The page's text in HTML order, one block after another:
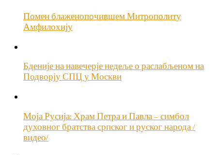
Помен блаженопочившем Митрополиту
Амфилохију
Бденије на навечерје недеље о раслабљеном на
Подворју СПЦ у Москви
Моја Русија: Храм Петра и Павла – симбол
духовног братства српског и руског народа /
видео/